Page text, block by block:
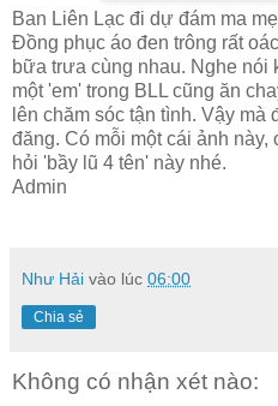
Ban Liên Lạc đi dự đám ma
Đồng phục áo đen trông rất
bữa trưa cùng nhau. Nghe nói
một 'em' trong BLL cũng ăn
lên chăm sóc tận tình. Vậy
đăng. Có mỗi một cái ảnh này,
hỏi 'bầy lũ 4 tên' này nhé.
Admin
Như Hải vào lúc 06:00
Chia sẻ
Không có nhận xét nào: